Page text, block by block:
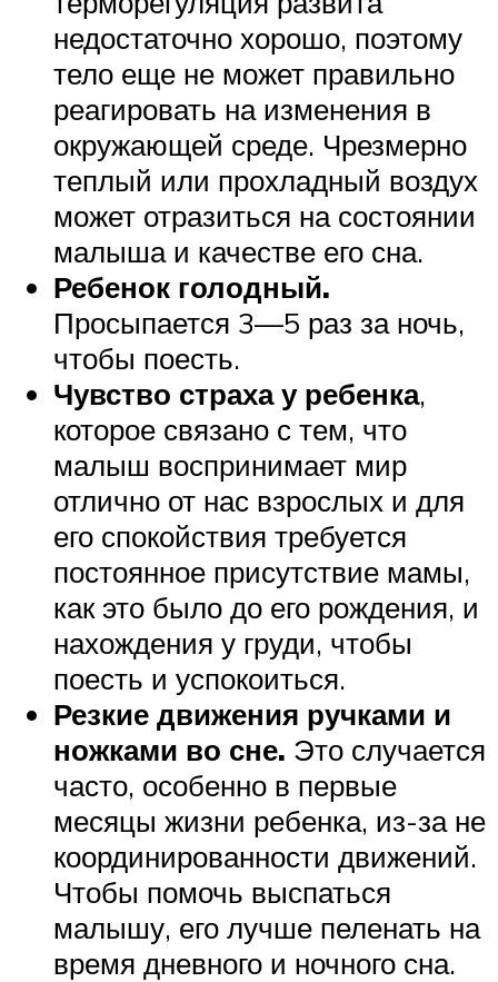
недостаточно хорошо, поэтому
тело еще не может правильно
реагировать на изменения в
окружающей среде. Чрезмерно
теплый или прохладный воздух
может отразиться на состоянии
малыша и качестве его сна.
Ребенок голодный.
Просыпается 3—5 раз за ночь,
чтобы поесть.
Чувство страха у ребенка,
которое связано с тем, что
малыш воспринимает мир
отлично от нас взрослых и для
его спокойствия требуется
постоянное присутствие мамы,
как это было до его рождения, и
нахождения у груди, чтобы
поесть и успокоиться.
Резкие движения ручками и
ножками во сне. Это случается
часто, особенно в первые
месяцы жизни ребенка, из-за не
координированности движений.
Чтобы помочь выспаться
малышу, его лучше пеленать на
время дневного и ночного сна.